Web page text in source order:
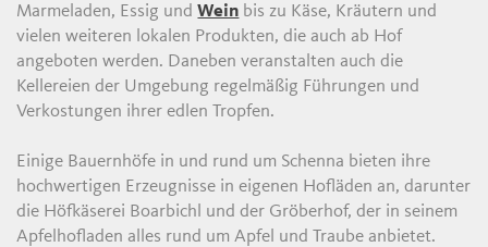
Marmeladen, Essig undWein bis zu Käse, Kräutern und
vielen weiteren lokalen Produkten, die auch ab Hof
angeboten werden. Daneben veranstalten auch die
Kellereien der Umgebung regelmäßig Führungen und
Verkostungen ihrer edlen Tropfen.
Einige Bauernhöfe in und rund um Schenna bieten ihre
hochwertigen Erzeugnisse in eigenen Hofläden an, darunter
die Höfkäserei Boarbichl und der Gröberhof, der in seinem
Apfelhofladen alles rund um Apfel und Traube anbietet.